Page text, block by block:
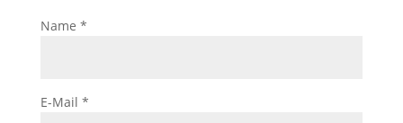
Name *
E-Mail *